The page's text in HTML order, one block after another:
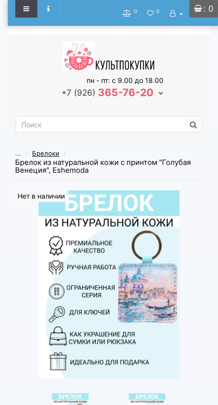
: 0
0 0
пн - пт: с 9.00 до 18.00
+7 (926) 365-76-20
... Брелоки
Брелок из натуральной кожи с принтом "Голубая
Венеция", Eshemoda
Нет в наличии